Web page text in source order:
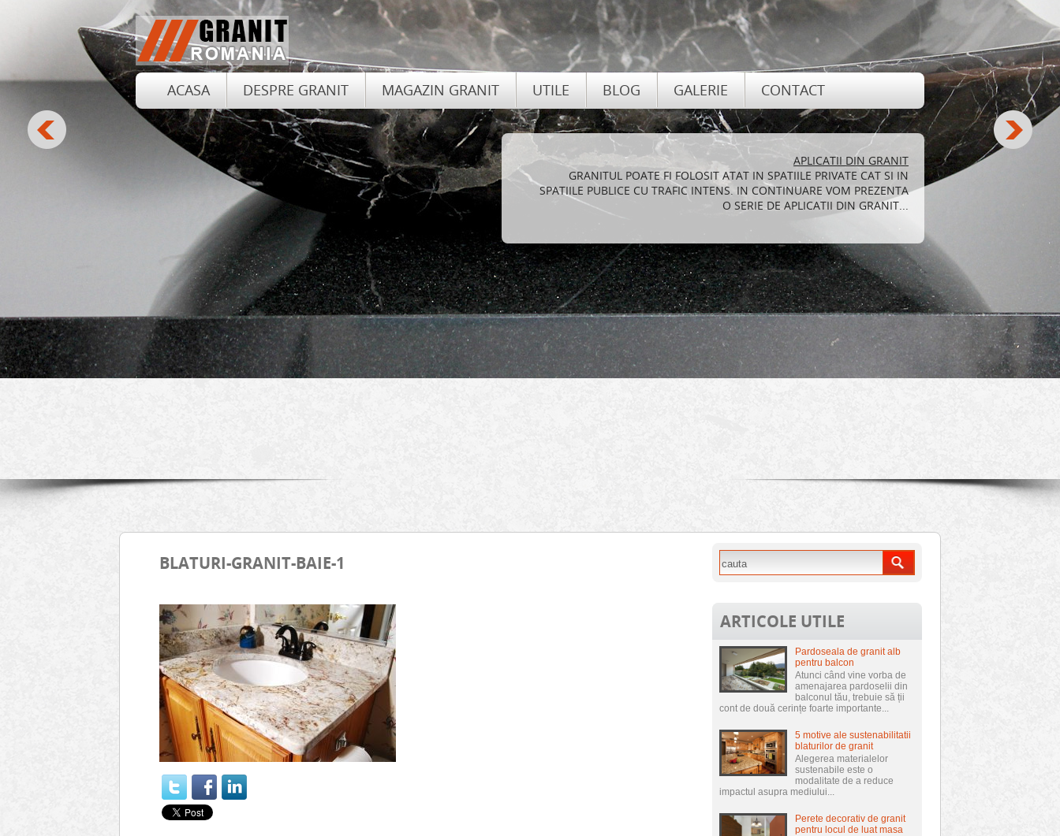
ACASA DESPRE GRANIT MAGAZIN GRANIT UTILE BLOG GALERIE CONTACT
AVANTAJELE SI DEZAVANTAJELE GRANITULUI
FOLOSIREA DE GRANIT PENTRU DECORAREA LOCUINTEI ADUCE, PE
LANGA ELEGANTA SI STIL, O SERIE DE AVANTAJE PE CARE LE VOM
ENUMERA MAI JOS...
ARTICOLE UTILE
Pardoseala de granit alb
pentru balcon
Atunci când vine vorba de
amenajarea pardoselii din
balconul tău, trebuie să ții
cont de două cerințe foarte importante...
5 motive ale sustenabilitatii
blaturilor de granit
Alegerea materialelor
sustenabile este o
modalitate de a reduce
impactul asupra mediului...
Perete decorativ de granit
pentru locul de luat masa
BLATURI-GRANIT-BAIE-1